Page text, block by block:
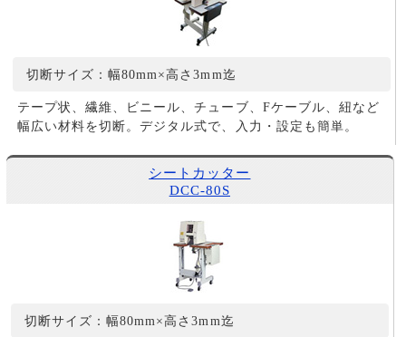
切断サイズ：幅80mm×高さ3mm迄
テープ状、繊維、ビニール、チューブ、Fケーブル、紐など
幅広い材料を切断。デジタル式で、入力・設定も簡単。
シートカッター
DCC-80S
切断サイズ：幅80mm×高さ3mm迄